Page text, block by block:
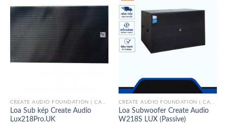
Loa Sub kép Create Audio
Lux218Pro.UK
Loa Subwoofer Create Audio
W218S LUX (Passive)